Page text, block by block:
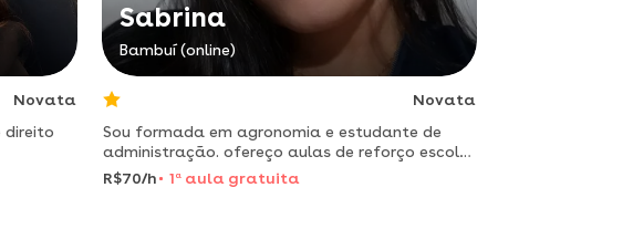
Novata
direito
Sabrina
Bambuí (online)
Novata
Sou formada em agronomia e estudante de
administração. ofereço aulas de reforço escolar
com metodologia simples e personalizada,
focada nas dificuldades do aluno. meu objetivo
R$70/h 1 aaula gratuita